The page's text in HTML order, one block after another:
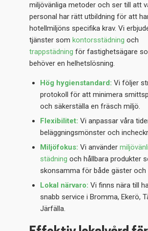
miljövänliga metoder och ser till att
personal har rätt utbildning för att
hotellmiljöns specifika krav. Vi
tjänster somkontorsstädning och
trappstädning för fastighetsägare
behöver en helhetslösning.
Hög hygienstandard: Vi följer
protokoll för att minimera
och säkerställa en fräsch miljö.
Flexibilitet: Vi anpassar våra
beläggningsmönster och
Miljöfokus: Vi använder
städning och hållbara produkter
skonsamma för både gäster och
Lokal närvaro: Vi finns nära till
snabb service i Bromma, Ekerö,
Järfälla.